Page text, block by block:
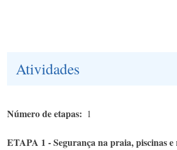
Atividades
Número de etapas 1
ETAPA 1 - Segurança na praia, piscinas e